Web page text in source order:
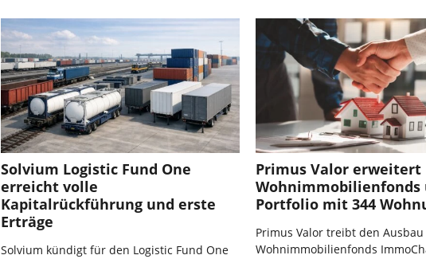
Solvium Logistic Fund One
erreicht volle
Kapitalrückführung und erste
Erträge
Solvium kündigt für den Logistic Fund One
Primus Valor erweitert
Wohnimmobilienfonds
Portfolio mit 344
Primus Valor treibt den Ausbau
Wohnimmobilienfonds